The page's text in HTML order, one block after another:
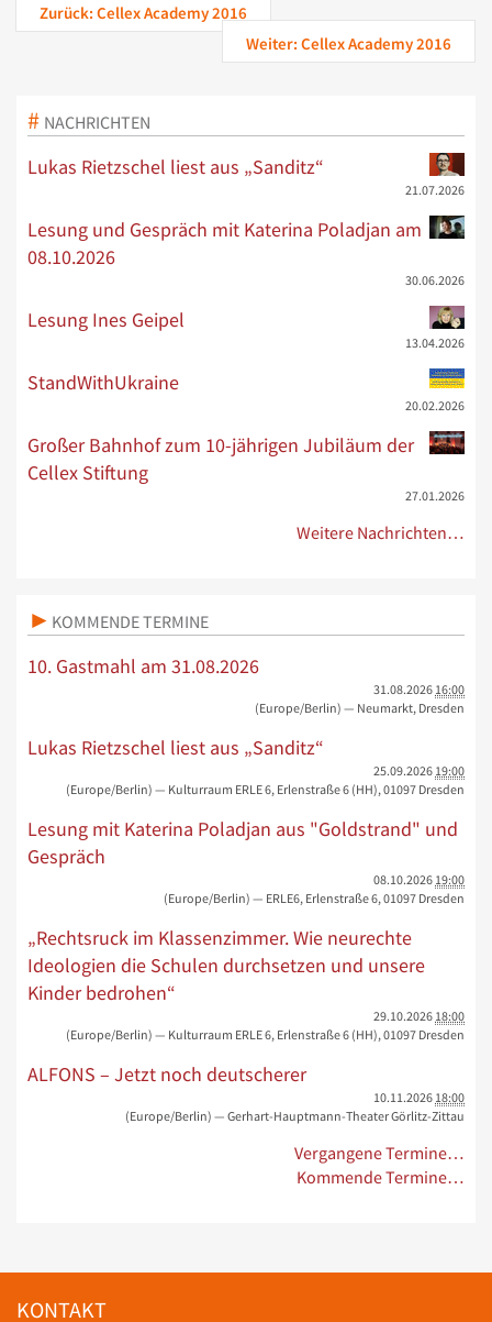
Zurück: Cellex Academy 2016
Weiter: Cellex Academy 2016
NACHRICHTEN
Lukas Rietzschel liest aus „Sanditz“
21.07.2026
Lesung und Gespräch mit Katerina Poladjan am
08.10.2026
30.06.2026
Lesung Ines Geipel
13.04.2026
StandWithUkraine
20.02.2026
Großer Bahnhof zum 10-jährigen Jubiläum der
Cellex Stiftung
27.01.2026
Weitere Nachrichten…
KOMMENDE TERMINE
10. Gastmahl am 31.08.2026
31.08.2026 16:00
(Europe/Berlin) — Neumarkt, Dresden
Lukas Rietzschel liest aus „Sanditz“
25.09.2026 19:00
(Europe/Berlin) — Kulturraum ERLE 6, Erlenstraße 6 (HH), 01097 Dresden
Lesung mit Katerina Poladjan aus "Goldstrand" und
Gespräch
08.10.2026 19:00
(Europe/Berlin) — ERLE6, Erlenstraße 6, 01097 Dresden
„Rechtsruck im Klassenzimmer. Wie neurechte
Ideologien die Schulen durchsetzen und unsere
Kinder bedrohen“
29.10.2026 18:00
(Europe/Berlin) — Kulturraum ERLE 6, Erlenstraße 6 (HH), 01097 Dresden
ALFONS – Jetzt noch deutscherer
10.11.2026 18:00
(Europe/Berlin) — Gerhart-Hauptmann-Theater Görlitz-Zittau
Vergangene Termine…
Kommende Termine…
KONTAKT